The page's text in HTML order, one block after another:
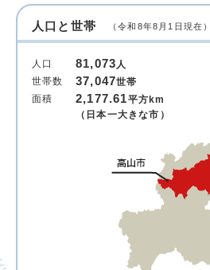
人口と世帯 （令和8年8月1日現在）
人口 81,073人
世帯数
37,047世帯
面積
2,177.61平方km
（日本一大きな市）